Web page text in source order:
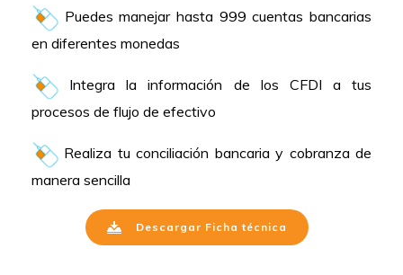
Puedes manejar hasta 999 cuentas bancarias
en diferentes monedas
Integra la información de los CFDI a tus
procesos de flujo de efectivo
Realiza tu conciliación bancaria y cobranza de
manera sencilla
Descargar Ficha técnica